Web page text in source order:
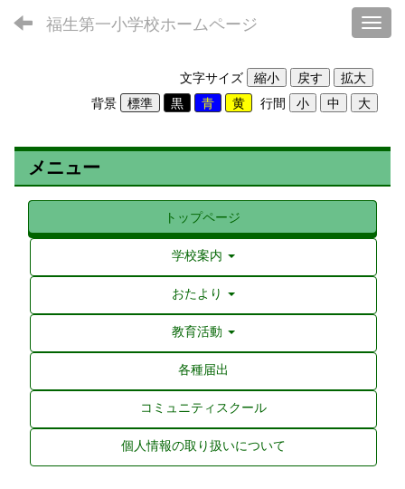
福生第一小学校ホームページ
文字サイズ
背景
行間
メニュー
トップページ
学校案内
おたより
教育活動
各種届出
コミュニティスクール
個人情報の取り扱いについて